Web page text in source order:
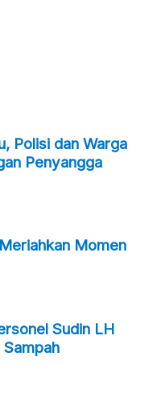
Polisi dan Warga
Penyangga
Momen
Sudin LH